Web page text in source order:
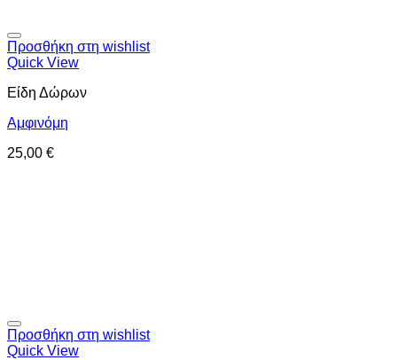
Προσθήκη στη wishlist
Quick View
Είδη Δώρων
Αμφινόμη
25,00 €
Προσθήκη στη wishlist
Quick View